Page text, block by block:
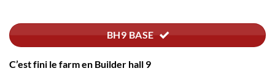
BH9 BASE
C’est fini le farm en Builder hall 9